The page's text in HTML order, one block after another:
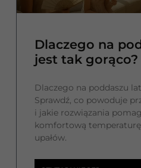
Dlaczego na
jest tak gorąco?
Dlaczego na poddaszu
Sprawdź, co powoduje
i jakie rozwiązania
komfortową
upałów.